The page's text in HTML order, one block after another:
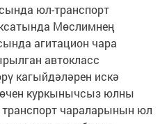
юл-транспорт
Мөслимнең
агитацион чара
автокласс
кагыйдәләрен искә
куркынычсыз юлны
чараларынын юл